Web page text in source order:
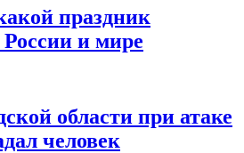
праздник
и мире
области при атаке
человек